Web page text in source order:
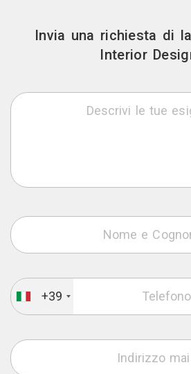
Invia una richiesta di
Interior
+39